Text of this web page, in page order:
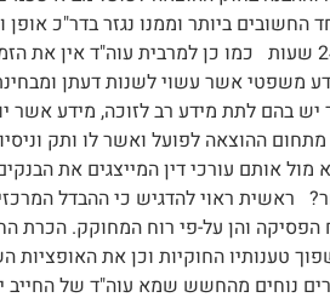
החשובים ביותר וממנו נגזר בדר"כ
חובות תוך 24 שעות כמו כן למרבית עוה"ד
משפטי אשר עשוי לשנות דעתן
בהם לתת מידע רב לזוכה, מידע אשר
מתחום ההוצאה לפועל ואשר לו ותק
מול אותם עורכי דין המייצגים את
ראשית ראוי להדגיש כי ההבדל
הפסיקה והן על-פי רוח המחוקק. הכרת
טענותיו החוקיות וכן את
נוחים מהחשש שמא עוה"ד של החייב